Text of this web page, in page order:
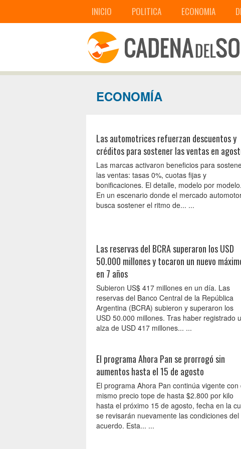
INICIO POLITICA ECONOMIA
ECONOMÍA
Las automotrices refuerzan descuentos y
créditos para sostener las ventas en
Las marcas activaron beneficios para
las ventas: tasas 0%, cuotas fijas y
bonificaciones. El detalle, modelo por modelo.
En un escenario donde el mercado
busca sostener el ritmo de... ...
Las reservas del BCRA superaron los USD
50.000 millones y tocaron un nuevo
en 7 años
Subieron US$ 417 millones en un día. Las
reservas del Banco Central de la República
Argentina (BCRA) subieron y superaron los
USD 50.000 millones. Tras haber registrado
alza de USD 417 millones... ...
El programa Ahora Pan se prorrogó sin
aumentos hasta el 15 de agosto
El programa Ahora Pan continúa vigente con
mismo precio tope de hasta $2.800 por kilo
hasta el próximo 15 de agosto, fecha en la
se revisarán nuevamente las condiciones del
acuerdo. Esta... ...